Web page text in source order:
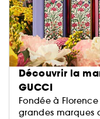
Découvrir la
GUCCI
Fondée à
grandes marques